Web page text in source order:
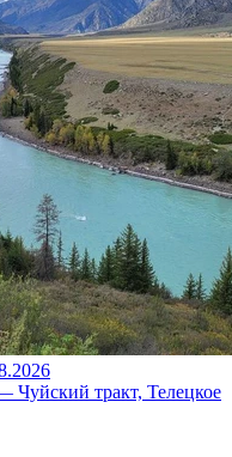
тракт, Телецкое